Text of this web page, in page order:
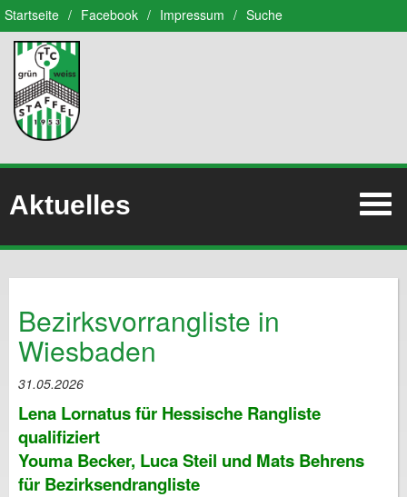
Startseite / Facebook / Impressum / Suche
Aktuelles
Bezirksvorrangliste in
Wiesbaden
31.05.2026
Lena Lornatus für Hessische Rangliste
qualifiziert
Youma Becker, Luca Steil und Mats Behrens
für Bezirksendrangliste